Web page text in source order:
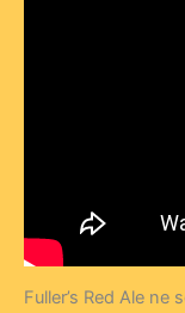
Fuller’s Red Ale